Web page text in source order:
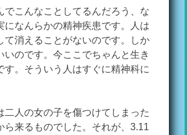
こんなことしてるんだろう、な
なんらかの精神疾患です。人は
消えることがないのです。しか
のです。今ここでちゃんと生き
。そういう人はすぐに精神科に
人の女の子を傷つけてしまった
来るものでした。それが、3.11